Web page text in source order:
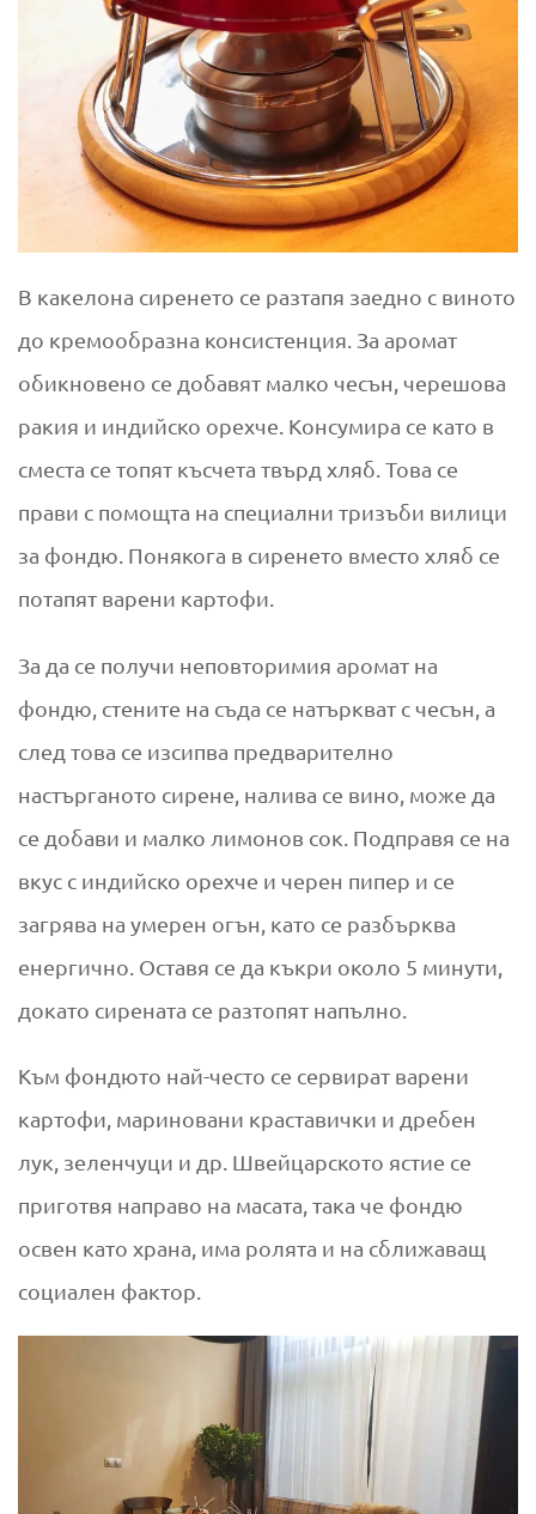
В какелона сиренето се разтапя заедно с виното
до кремообразна консистенция. За аромат
обикновено се добавят малко чесън, черешова
ракия и индийско орехче. Консумира се като в
сместа се топят късчета твърд хляб. Това се
прави с помощта на специални тризъби вилици
за фондю. Понякога в сиренето вместо хляб се
потапят варени картофи.
За да се получи неповторимия аромат на
фондю, стените на съда се натъркват с чесън, а
след това се изсипва предварително
настърганото сирене, налива се вино, може да
се добави и малко лимонов сок. Подправя се на
вкус с индийско орехче и черен пипер и се
загрява на умерен огън, като се разбърква
енергично. Оставя се да къкри около 5 минути,
докато сирената се разтопят напълно.
Към фондюто най-често се сервират варени
картофи, мариновани краставички и дребен
лук, зеленчуци и др. Швейцарското ястие се
приготвя направо на масата, така че фондю
освен като храна, има ролята и на сближаващ
социален фактор.